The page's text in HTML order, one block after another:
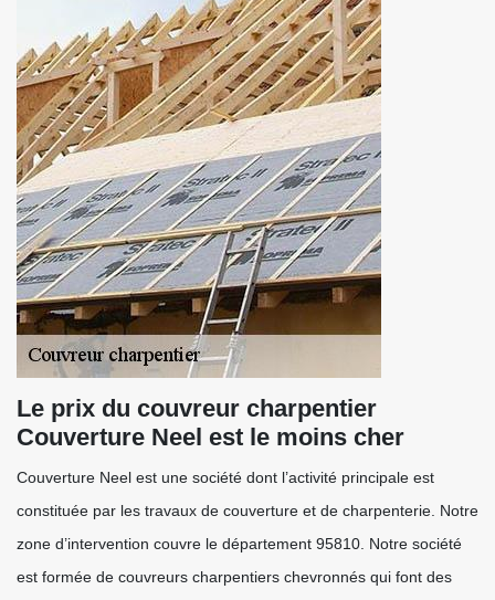
Le prix du couvreur charpentier
Couverture Neel est le moins cher
Couverture Neel est une société dont l’activité principale est
constituée par les travaux de couverture et de charpenterie. Notre
zone d’intervention couvre le département 95810. Notre société
est formée de couvreurs charpentiers chevronnés qui font des